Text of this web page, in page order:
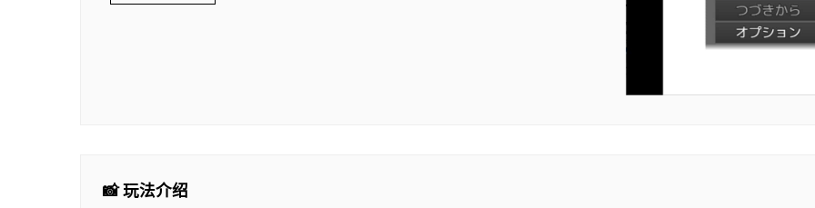
📸 玩法介绍